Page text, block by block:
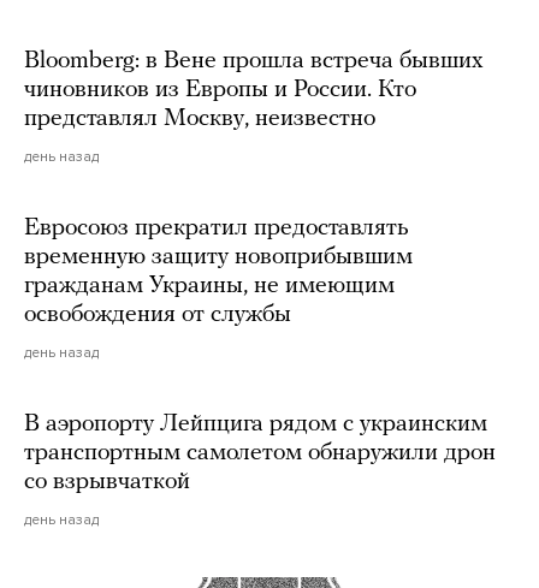
Bloomberg: в Вене прошла встреча бывших
чиновников из Европы и России. Кто
представлял Москву, неизвестно
день назад
Евросоюз прекратил предоставлять
временную защиту новоприбывшим
гражданам Украины, не имеющим
освобождения от службы
день назад
В аэропорту Лейпцига рядом с украинским
транспортным самолетом обнаружили дрон
со взрывчаткой
день назад